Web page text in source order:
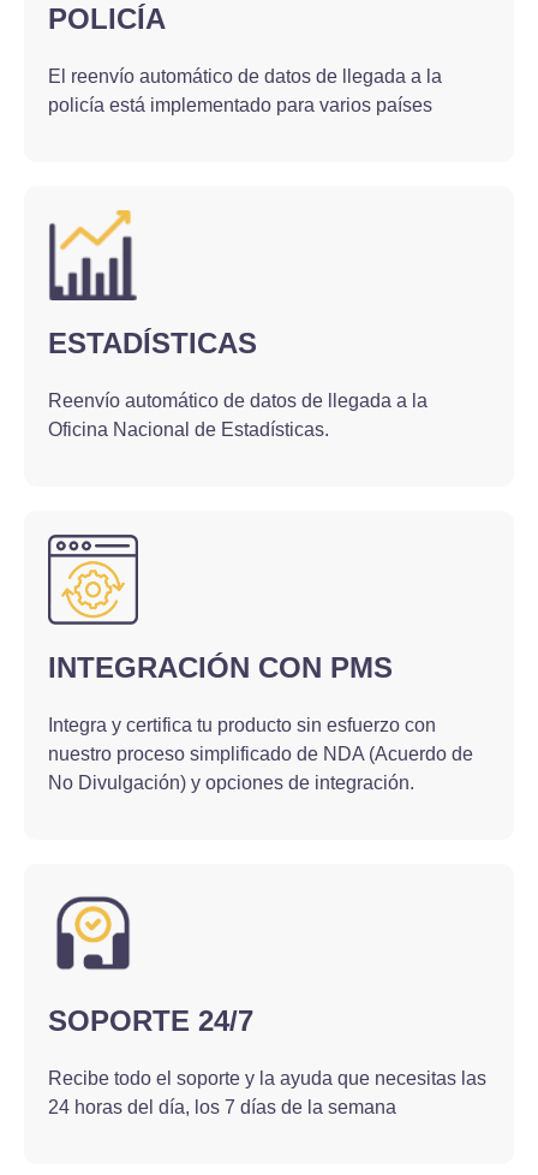
POLICÍA
El reenvío automático de datos de llegada a la
policía está implementado para varios países
ESTADÍSTICAS
Reenvío automático de datos de llegada a la
Oficina Nacional de Estadísticas.
INTEGRACIÓN CON PMS
Integra y certifica tu producto sin esfuerzo con
nuestro proceso simplificado de NDA (Acuerdo de
No Divulgación) y opciones de integración.
SOPORTE 24/7
Recibe todo el soporte y la ayuda que necesitas las
24 horas del día, los 7 días de la semana